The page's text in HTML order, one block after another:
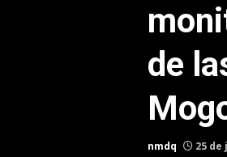
de
nmdq 25 de